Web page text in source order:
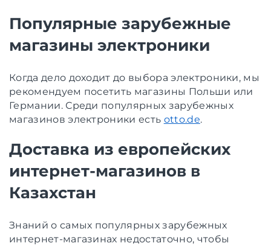
Популярные зарубежные
магазины электроники
Когда дело доходит до выбора электроники, мы
рекомендуем посетить магазины Польши или
Германии. Среди популярных зарубежных
магазинов электроники есть otto.de.
Доставка из европейских
интернет-магазинов в
Казахстан
Знаний о самых популярных зарубежных
интернет-магазинах недостаточно, чтобы